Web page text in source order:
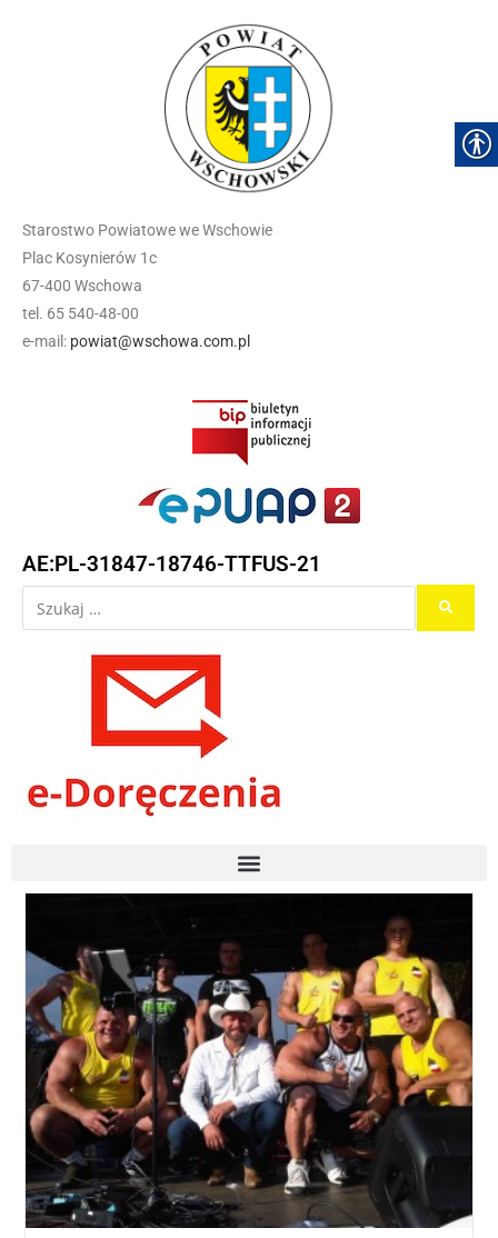
Starostwo Powiatowe we Wschowie
Plac Kosynierów 1c
67-400 Wschowa
tel. 65 540-48-00
e-mail: powiat@wschowa.com.pl
AE:PL-31847-18746-TTFUS-21